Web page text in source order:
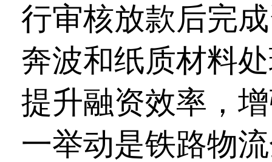
行审核放款后完
奔波和纸质材料
提升融资效率，
一举动是铁路物